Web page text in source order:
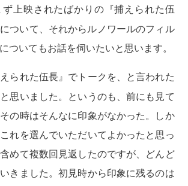
上映されたばかりの『捕えられた伍
ついて、それからルノワールのフィル
ついてもお話を伺いたいと思います。
られた伍長』でトークを、と言われた
思いました。というのも、前にも見て
の時はそんなに印象がなかった。しか
れを選んでいただいてよかったと思っ
めて複数回見返したのですが、どんど
きました。初見時から印象に残るのは